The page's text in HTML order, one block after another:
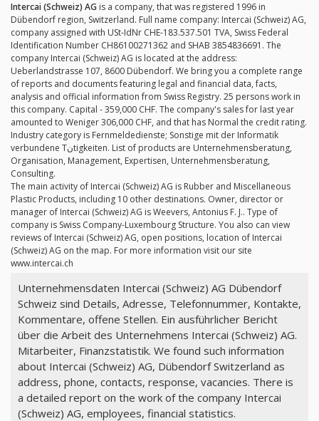
Intercai (Schweiz) AG is a company, that was registered 1996 in
Dübendorf region, Switzerland. Full name company: Intercai (Schweiz) AG,
company assigned with USt-IdNr CHE-183.537.501 TVA, Swiss Federal
Identification Number CH86100271362 and SHAB 3854836691. The
company Intercai (Schweiz) AG is located at the address:
Ueberlandstrasse 107, 8600 Dübendorf. We bring you a complete range
of reports and documents featuring legal and financial data, facts,
analysis and official information from Swiss Registry. 25 persons work in
this company. Capital - 359,000 CHF. The company's sales for last year
amounted to Weniger 306,000 CHF, and that has Normal the credit rating.
Industry category is Fernmeldedienste; Sonstige mit der Informatik
verbundene Tنtigkeiten. List of products are Unternehmensberatung,
Organisation, Management, Expertisen, Unternehmensberatung,
Consulting.
The main activity of Intercai (Schweiz) AG is Rubber and Miscellaneous
Plastic Products, including 10 other destinations. Owner, director or
manager of Intercai (Schweiz) AG is Weevers, Antonius F. J.. Type of
company is Swiss Company-Luxembourg Structure. You also can view
reviews of Intercai (Schweiz) AG, open positions, location of Intercai
(Schweiz) AG on the map. For more information visit our site
www.intercai.ch
Unternehmensdaten Intercai (Schweiz) AG Dübendorf
Schweiz sind Details, Adresse, Telefonnummer, Kontakte,
Kommentare, offene Stellen. Ein ausführlicher Bericht
über die Arbeit des Unternehmens Intercai (Schweiz) AG.
Mitarbeiter, Finanzstatistik. We found such information
about Intercai (Schweiz) AG, Dübendorf Switzerland as
address, phone, contacts, response, vacancies. There is
a detailed report on the work of the company Intercai
(Schweiz) AG, employees, financial statistics.